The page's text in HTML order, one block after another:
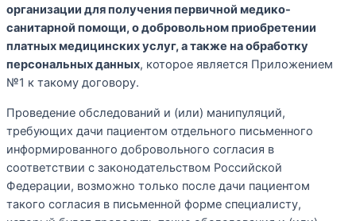
организации для получения первичной медико-
санитарной помощи, о добровольном приобретении
платных медицинских услуг, а также на обработку
персональных данных, которое является Приложением
№1 к такому договору.
Проведение обследований и (или) манипуляций,
требующих дачи пациентом отдельного письменного
информированного добровольного согласия в
соответствии с законодательством Российской
Федерации, возможно только после дачи пациентом
такого согласия в письменной форме специалисту,